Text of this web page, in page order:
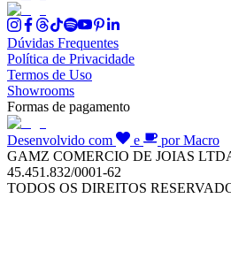
Dúvidas Frequentes
Política de Privacidade
Termos de Uso
Showrooms
Formas de pagamento
Desenvolvido com e
por Macro
GAMZ COMERCIO DE JOIAS
45.451.832/0001-62
TODOS OS DIREITOS